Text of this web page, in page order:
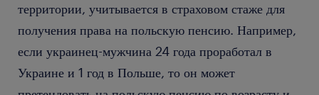
территории, учитывается в страховом стаже для
получения права на польскую пенсию. Например,
если украинец-мужчина 24 года проработал в
Украине и 1 год в Польше, то он может